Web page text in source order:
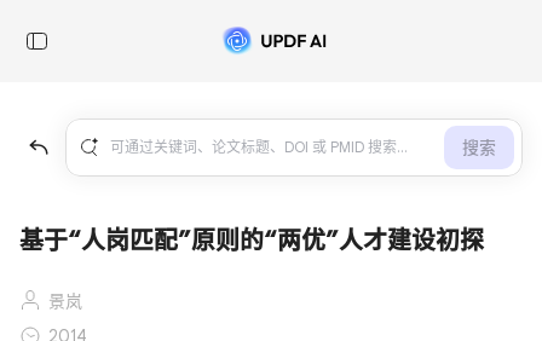
搜索
基于“人岗匹配”原则的“两优”人才建设初探
景岚
2014